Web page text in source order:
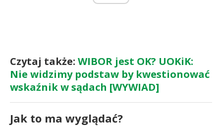
Czytaj także: WIBOR jest OK? UOKiK:
Nie widzimy podstaw by kwestionować
wskaźnik w sądach [WYWIAD]
Jak to ma wyglądać?